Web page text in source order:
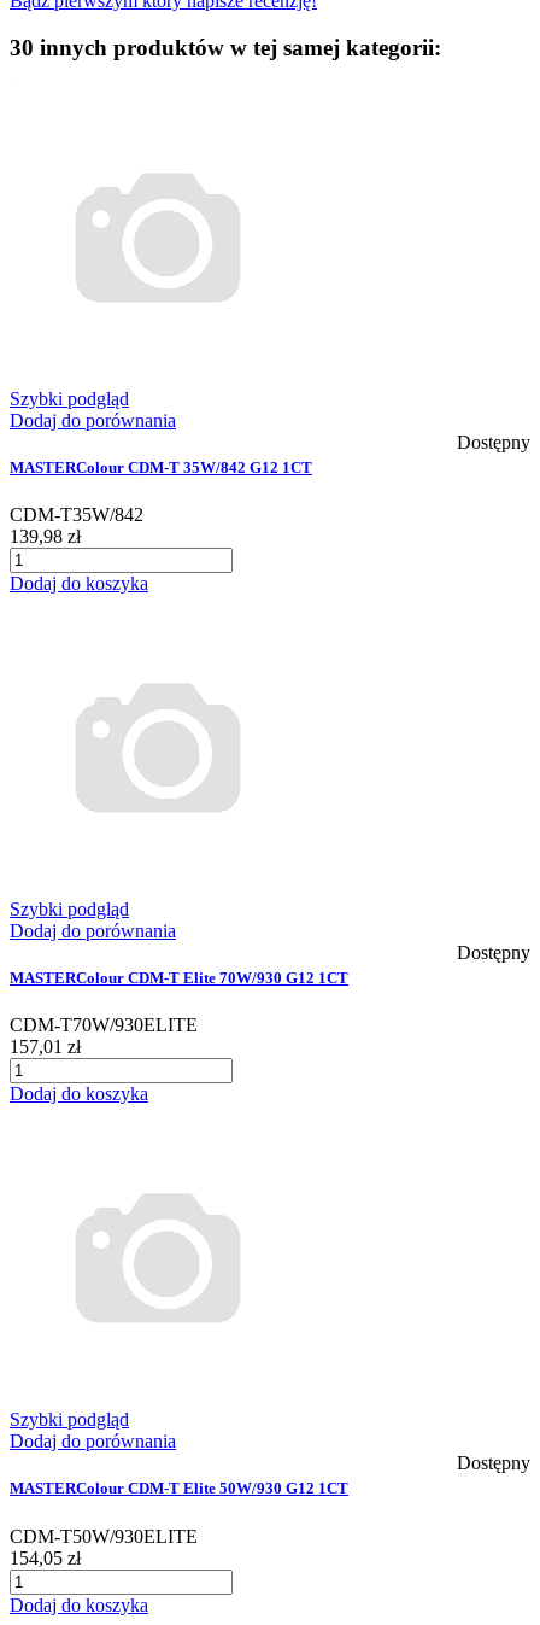
30 innych produktów w tej samej kategorii:
Szybki podgląd
Dodaj do porównania
Dostępny
MASTERColour CDM-T 35W/842 G12 1CT
CDM-T35W/842
139,98 zł
Dodaj do koszyka
Szybki podgląd
Dodaj do porównania
Dostępny
MASTERColour CDM-T Elite 70W/930 G12 1CT
CDM-T70W/930ELITE
157,01 zł
Dodaj do koszyka
Szybki podgląd
Dodaj do porównania
Dostępny
MASTERColour CDM-T Elite 50W/930 G12 1CT
CDM-T50W/930ELITE
154,05 zł
Dodaj do koszyka